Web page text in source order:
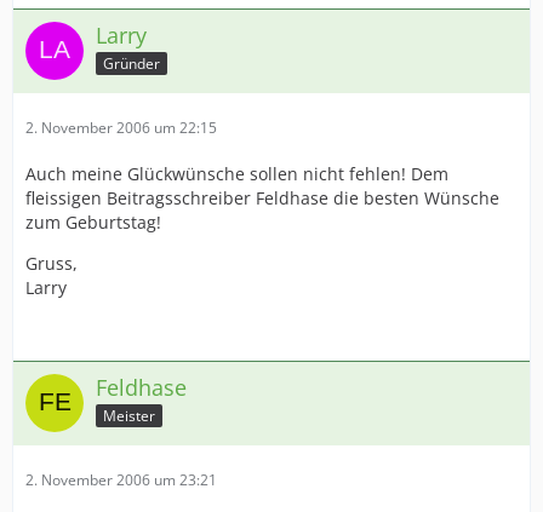
Larry
Gründer
2. November 2006 um 22:15
Auch meine Glückwünsche sollen nicht fehlen! Dem
fleissigen Beitragsschreiber Feldhase die besten Wünsche
zum Geburtstag!
Gruss,
Larry
Feldhase
Meister
2. November 2006 um 23:21